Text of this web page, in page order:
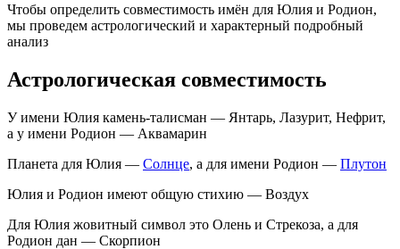
Чтобы определить совместимость имён для Юлия и Родион,
мы проведем астрологический и характерный подробный
анализ
Астрологическая совместимость
У имени Юлия камень-талисман — Янтарь, Лазурит, Нефрит,
а у имени Родион — Аквамарин
Планета для Юлия — Солнце, а для имени Родион — Плутон
Юлия и Родион имеют общую стихию — Воздух
Для Юлия жовитный символ это Олень и Стрекоза, а для
Родион дан — Скорпион